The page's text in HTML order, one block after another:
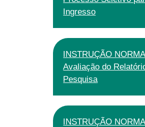
Ingresso​
INSTRUÇÃO
Avaliação do
Pesquisa
INSTRUÇÃO